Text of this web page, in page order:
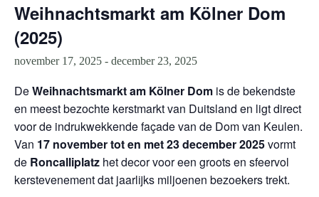
Weihnachtsmarkt am Kölner Dom
(2025)
november 17, 2025 - december 23, 2025
DeWeihnachtsmarkt am Kölner Dom is de bekendste
en meest bezochte kerstmarkt van Duitsland en ligt direct
voor de indrukwekkende façade van de Dom van Keulen.
Van 17 november tot en met 23 december 2025vormt
de Roncalliplatz het decor voor een groots en sfeervol
kerstevenement dat jaarlijks miljoenen bezoekers trekt.